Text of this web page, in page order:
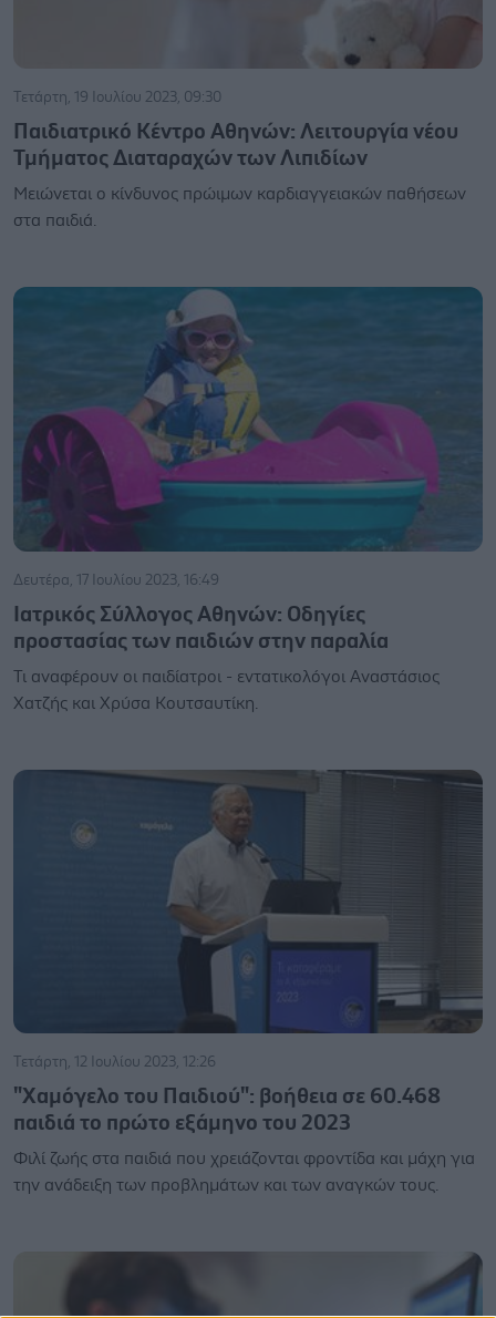
Τετάρτη, 19 Ιουλίου 2023, 09:30
Παιδιατρικό Κέντρο Αθηνών: Λειτουργία νέου
Τμήματος Διαταραχών των Λιπιδίων
Μειώνεται ο κίνδυνος πρώιμων καρδιαγγειακών παθήσεων
στα παιδιά.
Δευτέρα, 17 Ιουλίου 2023, 16:49
Ιατρικός Σύλλογος Αθηνών: Οδηγίες
προστασίας των παιδιών στην παραλία
Τι αναφέρουν οι παιδίατροι - εντατικολόγοι Αναστάσιος
Χατζής και Χρύσα Κουτσαυτίκη.
Τετάρτη, 12 Ιουλίου 2023, 12:26
"Χαμόγελο του Παιδιού": βοήθεια σε 60.468
παιδιά το πρώτο εξάμηνο του 2023
Φιλί ζωής στα παιδιά που χρειάζονται φροντίδα και μάχη για
την ανάδειξη των προβλημάτων και των αναγκών τους.